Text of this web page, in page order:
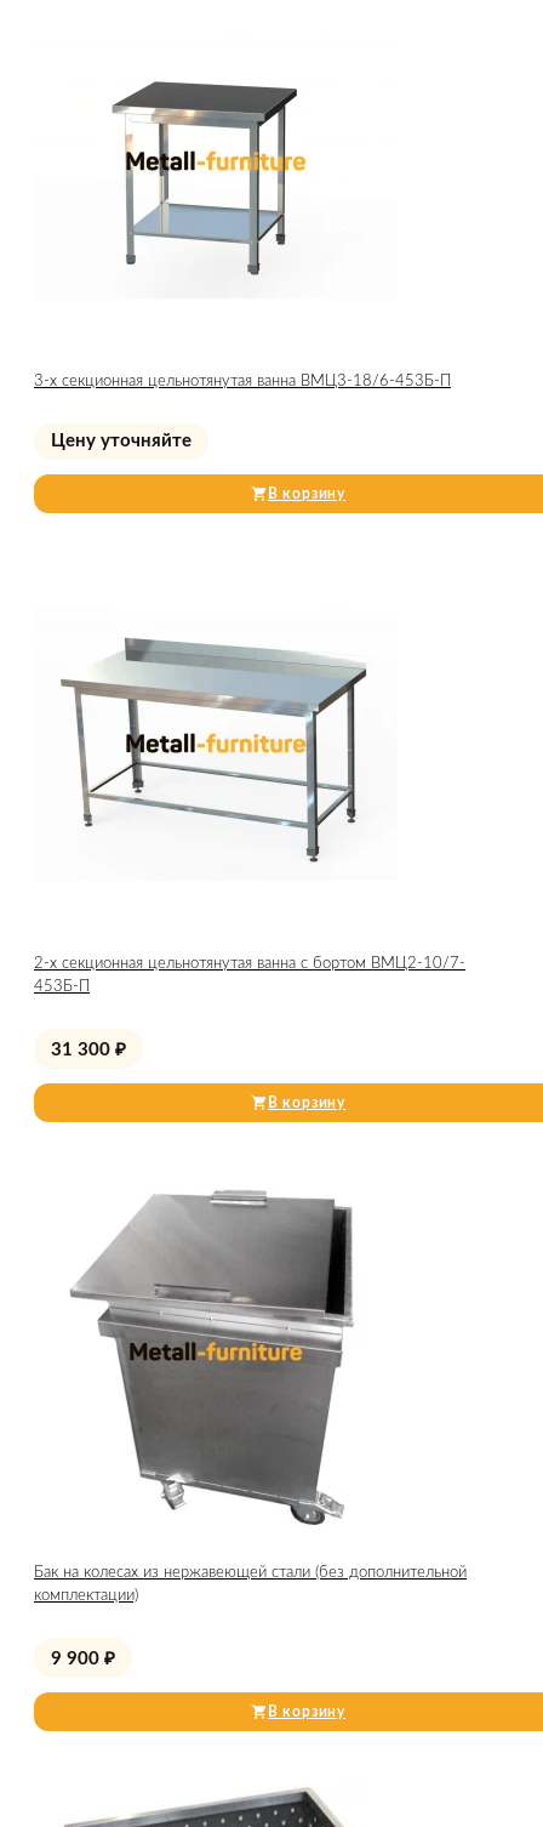
3-х секционная цельнотянутая ванна ВМЦ3-18/6-453Б-П
Цену уточняйте
В корзину
2-х секционная цельнотянутая ванна с бортом ВМЦ2-10/7-
453Б-П
31 300 ₽
В корзину
Бак на колесах из нержавеющей стали (без дополнительной
комплектации)
9 900 ₽
В корзину